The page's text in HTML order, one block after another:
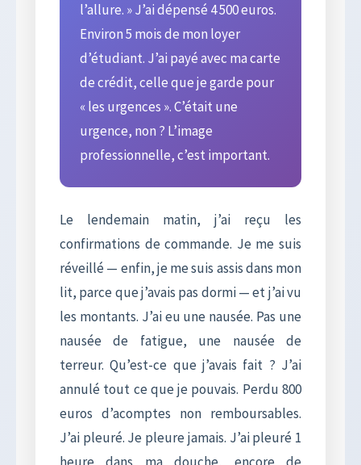
l’allure. » J’ai dépensé 4 500 euros.
Environ 5 mois de mon loyer
d’étudiant. J’ai payé avec ma carte
de crédit, celle que je garde pour
« les urgences ». C’était une
urgence, non ? L’image
professionnelle, c’est important.
Le lendemain matin, j’ai reçu les
confirmations de commande. Je me suis
réveillé — enfin, je me suis assis dans mon
lit, parce que j’avais pas dormi — et j’ai vu
les montants. J’ai eu une nausée. Pas une
nausée de fatigue, une nausée de
terreur. Qu’est-ce que j’avais fait ? J’ai
annulé tout ce que je pouvais. Perdu 800
euros d’acomptes non remboursables.
J’ai pleuré. Je pleure jamais. J’ai pleuré 1